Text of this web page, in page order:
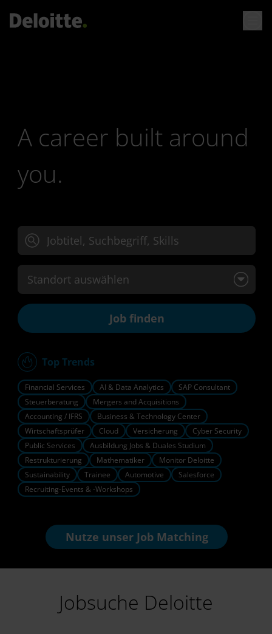
A career built around
you.
Jobtitel, Suchbegriff oder Skills eingeben
Standort auswählen
Top Trends
Financial Services AI & Data Analytics
SAP Consultant
Steuerberatung
Mergers and Acquisitions
Accounting / IFRS
Business & Technology Center
Wirtschaftsprüfer
Cloud Versicherung
Cyber Security
Public Services
Ausbildung Jobs & Duales Studium
Restrukturierung
Mathematiker
Monitor Deloitte
Sustainability
Trainee Automotive
Salesforce
Recruiting-Events & -Workshops
Nutze unserJob Matching
Jobsuche Deloitte